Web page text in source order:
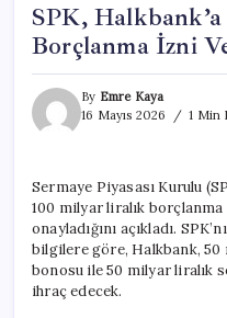
SPK,
Borçlanma İzni
By Emre Kaya
16 Mayıs 2026
1 Min
Sermaye Piyasası Kurulu
100 milyar liralık borçlanma
onayladığını açıkladı.
bilgilere göre, Halkbank,
bonosu ile 50 milyar liralık
ihraç edecek.